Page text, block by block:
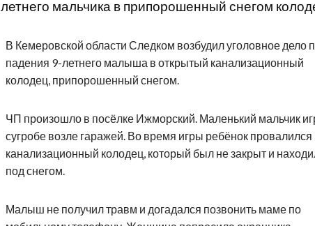
летнего мальчика в припорошенный снегом
В Кемеровской области Следком возбудил уголовное дело
падения 9-летнего малыша в открытый канализационный
колодец, припорошенный снегом.
ЧП произошло в посёлке Ижморский. Маленький мальчик
сугробе возле гаражей. Во время игры ребёнок провалился
канализационный колодец, который был не закрыт и
под снегом.
Малыш не получил травм и догадался позвонить маме по